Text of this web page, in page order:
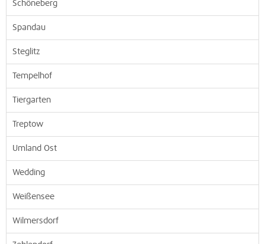
Schöneberg
Spandau
Steglitz
Tempelhof
Tiergarten
Treptow
Umland Ost
Wedding
Weißensee
Wilmersdorf